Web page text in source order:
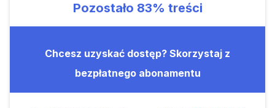
Pozostało 83% treści
Chcesz uzyskać dostęp? Skorzystaj z
bezpłatnego abonamentu